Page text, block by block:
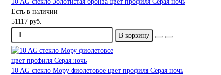
10 AG стекло Золотистая бронза цвет профиля Серая ночь
Есть в наличии
51117 руб.
В корзину
10 AG стекло Мору фиолетовое цвет профиля Серая ночь